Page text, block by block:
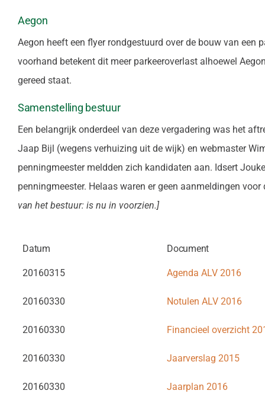
Aegon
Aegon heeft een flyer rondgestuurd over de bouw van een
voorhand betekent dit meer parkeeroverlast alhoewel
gereed staat.
Samenstelling bestuur
Een belangrijk onderdeel van deze vergadering was het
Jaap Bijl (wegens verhuizing uit de wijk) en webmaster
penningmeester meldden zich kandidaten aan. Idsert
penningmeester. Helaas waren er geen aanmeldingen
van het bestuur: is nu in voorzien.]
Datum Document
20160315 Agenda ALV 2016
20160330 Notulen ALV 2016
20160330 Financieel overzicht
20160330 Jaarverslag 2015
20160330 Jaarplan 2016